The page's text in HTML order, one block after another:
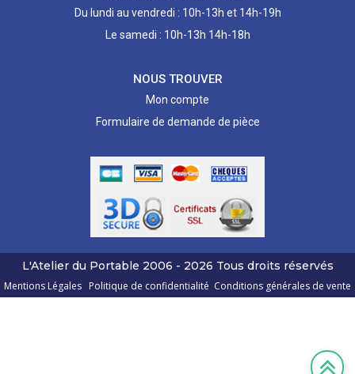
Du lundi au vendredi : 10h-13h et 14h-19h
Le samedi : 10h-13h 14h-18h
NOUS TROUVER
Mon compte
Formulaire de demande de pièce
L'Atelier du Portable 2006 - 2026 Tous droits réservés
Mentions Légales Politique de confidentialité Conditions générales de vente